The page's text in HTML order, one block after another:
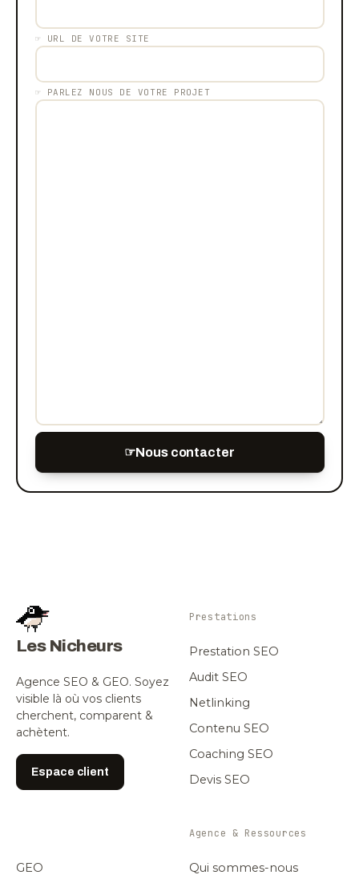
☞ URL DE VOTRE SITE
☞ PARLEZ NOUS DE VOTRE PROJET
☞Nous contacter
Les Nicheurs
Agence SEO & GEO. Soyez
visible là où vos clients
cherchent, comparent &
achètent.
Espace client
Prestations
Prestation SEO
Audit SEO
Netlinking
Contenu SEO
Coaching SEO
Devis SEO
GEO
Agence & Ressources
Qui sommes-nous